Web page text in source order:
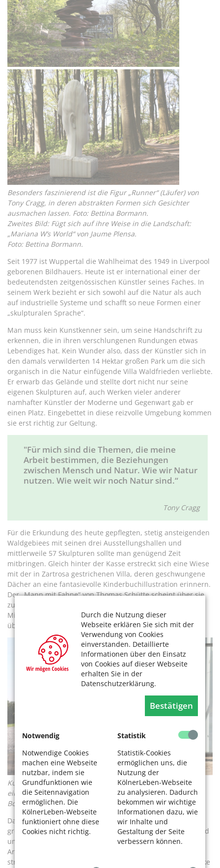
Durch die Nutzung dieser
Webseite erklären Sie sich mit der
Verwendung von Cookies
einverstanden. Detaillierte
Informationen über den Einsatz
von Cookies auf dieser Webseite
erhalten Sie in der
Datenschutzerklärung.
Bestätigen
Notwendig
Notwendige Cookies
machen eine Webseite
nutzbar, indem sie
Grundfunktionen wie
die Seitennavigation
ermöglichen. Die
KölnerLeben-Webseite
funktioniert ohne diese
Cookies nicht richtig.
Statistik
Statistik-Cookies
ermöglichen uns, die
Nutzung der
KölnerLeben-Webseite
zu analysieren. Dadurch
bekommen wir wichtige
Informationen dazu, wie
wir Inhalte und
Gestaltung der Seite
verbessern können.
Besonders faszinierend ist die Figur „Runner“ (Läufer) von
Tony Cragg, in deren abstrakten Formen sich Gesichter
ausmachen lassen. Foto: Bettina Bormann.
Zweites Bild: Fügt sich auf ihre Weise in die Landschaft:
„Mariana W’s World“ von Jaume Plensa.
Foto: Bettina Bormann.
Seit 1977 ist Wuppertal die Wahlheimat des 1949 in Liverpool
geborenen Bildhauers. Heute ist er international einer der
bedeutendsten zeitgenössischen Künstler seines Faches. In
seinem Werk bezieht er sich sowohl auf die Natur als auch
auf industrielle Systeme und schafft so neue Formen einer
„skulpturalen Sprache“.
Man muss kein Kunstkenner sein, um seine Handschrift zu
erkennen, die in ihren verschlungenen Rundungen etwas
Lebendiges hat. Kein Wunder also, dass der Künstler sich in
den damals verwilderten 14 Hektar großen Park um die sich
organisch in die Natur einfügende Villa Waldfrieden verliebte.
Er erwarb das Gelände und stellte dort nicht nur seine
eigenen Skulpturen auf, auch Werken vieler anderer
namhafter Künstler der Moderne und Gegenwart gab er
einen Platz. Eingebettet in diese reizvolle Umgebung kommen
sie erst richtig zur Geltung.
"Für mich sind die Themen, die meine
Arbeit bestimmen, die Beziehungen
zwischen Mensch und Natur. Wie wir Natur
nutzen. Wie weit wir noch Natur sind.“
Tony Cragg
Für die Erkundung des heute gepflegten, stetig ansteigenden
Waldgebiees mit seinen drei Ausstellungshallen und
mittlerweile 57 Skulpturen sollte man genügend Zeit
mitbringen. Gleich hinter der Kasse erstreckt sich eine Wiese
mit der in Zartrosa gestrichenen Villa, deren geschwungene
Dächer an eine fantasievolle Kinderbuchillustration erinnern.
Der „Mann mit Fahne“ von Thomas Schütte scheint über sie
zu wachen wie auch über die beiden Skulpturen von Joan
Miró und die abstrakte Arbeit „upside down“, sinngemäß
übersetzt mit „auf den Kopf gestellt“, von Jaana Caspary.
Kunst macht Freude, ist aber auch anstrengend – Rast an
einer der Ausstellungshallen von Waldfrieden. Foto: Bettina
Bormann.
Dann taucht man ein in ein grünes Blättermeer. Selbst die
große gläserne Halle ist von diesem Grün durchdrungen und
umflort die darin ausgestellten Plastiken. „Ein fantastischer
Arbeitsplatz“, sagt der Aufsicht führende Mitarbeiter
strahlend. Er weiß mehr zu berichten als der 46 Seiten starke